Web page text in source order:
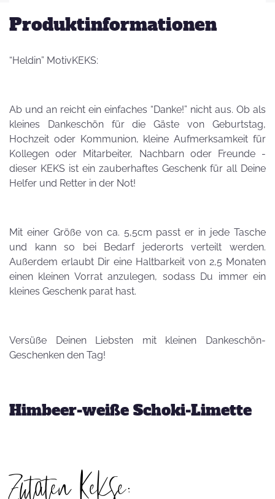
Produktinformationen
“Heldin” MotivKEKS:
Ab und an reicht ein einfaches “Danke!” nicht aus. Ob als
kleines Dankeschön für die Gäste von Geburtstag,
Hochzeit oder Kommunion, kleine Aufmerksamkeit für
Kollegen oder Mitarbeiter, Nachbarn oder Freunde -
dieser KEKS ist ein zauberhaftes Geschenk für all Deine
Helfer und Retter in der Not!
Mit einer Größe von ca. 5,5cm passt er in jede Tasche
und kann so bei Bedarf jederorts verteilt werden.
Außerdem erlaubt Dir eine Haltbarkeit von 2,5 Monaten
einen kleinen Vorrat anzulegen, sodass Du immer ein
kleines Geschenk parat hast.
Versüße Deinen Liebsten mit kleinen Dankeschön-
Geschenken den Tag!
Himbeer-weiße Schoki-Limette
Zutaten Kekse: